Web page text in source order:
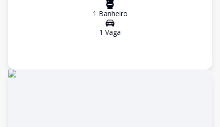
1 Banheiro
1 Vaga